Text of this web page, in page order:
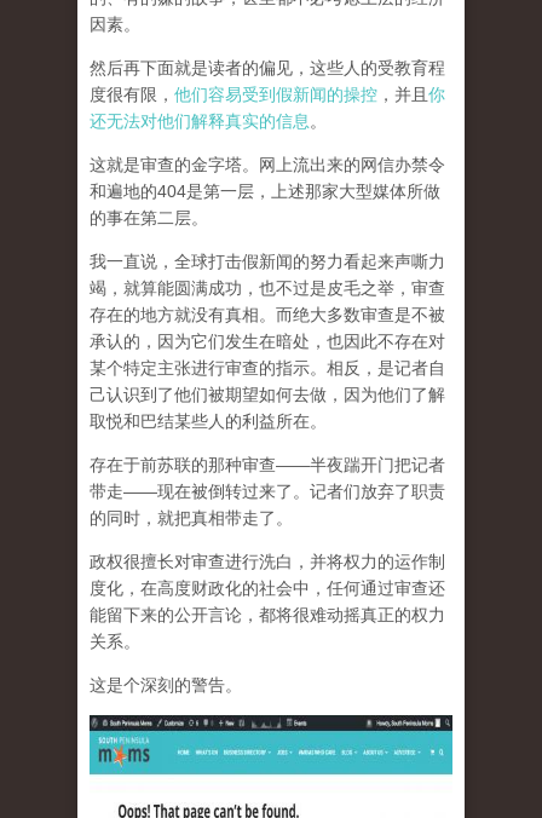
因素。
然后再下面就是读者的偏见，这些人的受教育程
度很有限， 他们容易受到假新闻的操控 ，并且 你
还无法对他们解释真实的信息 。
这就是审查的金字塔。网上流出来的网信办禁令
和遍地的404是第一层，上述那家大型媒体所做
的事在第二层。
我一直说，全球打击假新闻的努力看起来声嘶力
竭，就算能圆满成功，也不过是皮毛之举，审查
存在的地方就没有真相。而绝大多数审查是不被
承认的，因为它们发生在暗处，也因此不存在对
某个特定主张进行审查的指示。相反，是记者自
己认识到了他们被期望如何去做，因为他们了解
取悦和巴结某些人的利益所在。
存在于前苏联的那种审查——半夜踹开门把记者
带走——现在被倒转过来了。记者们放弃了职责
的同时，就把真相带走了。
政权很擅长对审查进行洗白，并将权力的运作制
度化，在高度财政化的社会中，任何通过审查还
能留下来的公开言论，都将很难动摇真正的权力
关系。
这是个深刻的警告。